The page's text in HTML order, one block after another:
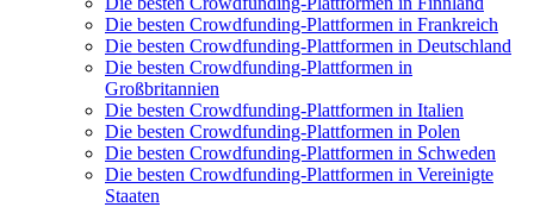
Die besten Crowdfunding-Plattformen in Frankreich
Die besten Crowdfunding-Plattformen in Deutschland
Die besten Crowdfunding-Plattformen in
Großbritannien
Die besten Crowdfunding-Plattformen in Italien
Die besten Crowdfunding-Plattformen in Polen
Die besten Crowdfunding-Plattformen in Schweden
Die besten Crowdfunding-Plattformen in Vereinigte
Staaten